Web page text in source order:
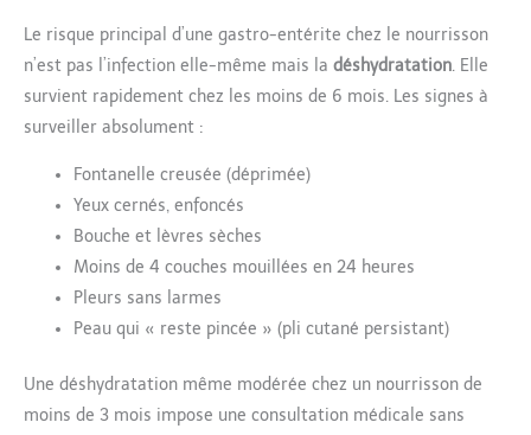
Le risque principal d’une gastro-entérite chez le nourrisson
n’est pas l’infection elle-même mais la déshydratation. Elle
survient rapidement chez les moins de 6 mois. Les signes à
surveiller absolument :
Fontanelle creusée (déprimée)
Yeux cernés, enfoncés
Bouche et lèvres sèches
Moins de 4 couches mouillées en 24 heures
Pleurs sans larmes
Peau qui « reste pincée » (pli cutané persistant)
Une déshydratation même modérée chez un nourrisson de
moins de 3 mois impose une consultation médicale sans